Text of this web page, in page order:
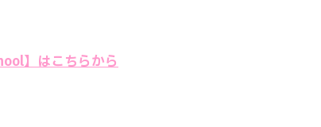
】はこちらから